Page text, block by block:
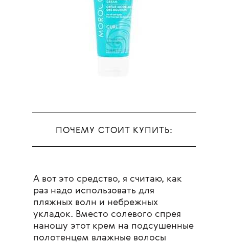
ПОЧЕМУ СТОИТ КУПИТЬ:
А вот это средство, я считаю, как
раз надо использовать для
пляжных волн и небрежных
укладок. Вместо солевого спрея
наношу этот крем на подсушенные
полотенцем влажные волосы